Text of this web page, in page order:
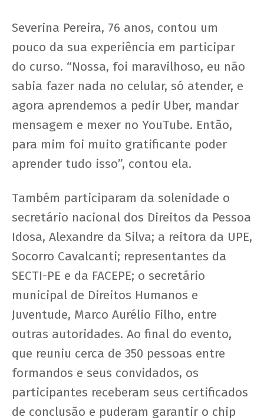
Severina Pereira, 76 anos, contou um
pouco da sua experiência em participar
do curso. “Nossa, foi maravilhoso, eu não
sabia fazer nada no celular, só atender, e
agora aprendemos a pedir Uber, mandar
mensagem e mexer no YouTube. Então,
para mim foi muito gratificante poder
aprender tudo isso”, contou ela.
Também participaram da solenidade o
secretário nacional dos Direitos da Pessoa
Idosa, Alexandre da Silva; a reitora da UPE,
Socorro Cavalcanti; representantes da
SECTI-PE e da FACEPE; o secretário
municipal de Direitos Humanos e
Juventude, Marco Aurélio Filho, entre
outras autoridades. Ao final do evento,
que reuniu cerca de 350 pessoas entre
formandos e seus convidados, os
participantes receberam seus certificados
de conclusão e puderam garantir o chip